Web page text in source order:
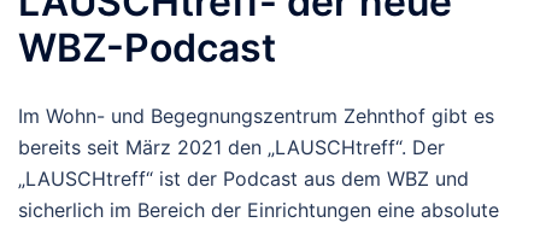
WBZ-Podcast
Im Wohn- und Begegnungszentrum Zehnthof gibt es
bereits seit März 2021 den „LAUSCHtreff“. Der
„LAUSCHtreff“ ist der Podcast aus dem WBZ und
sicherlich im Bereich der Einrichtungen eine absolute